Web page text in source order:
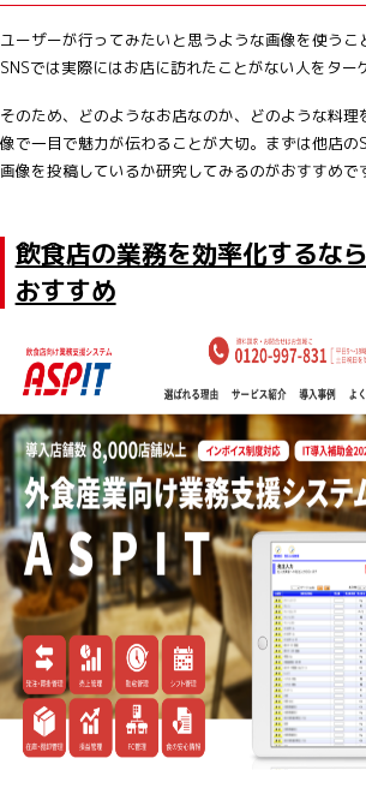
ユーザーが行ってみたいと思うような画像を使うこ
SNSでは実際にはお店に訪れたことがない人をター
そのため、どのようなお店なのか、どのような料理
像で一目で魅力が伝わることが大切。まずは他店の
画像を投稿しているか研究してみるのがおすすめで
飲食店の業務を効率化するな
おすすめ